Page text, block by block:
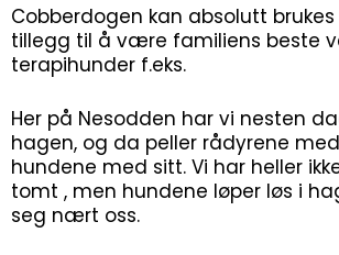
Cobberdogen kan absolutt
tillegg til å være familiens beste
terapihunder f.eks.
Her på Nesodden har vi nesten
hagen, og da peller rådyrene
hundene med sitt. Vi har heller
tomt , men hundene løper løs i
seg nært oss.